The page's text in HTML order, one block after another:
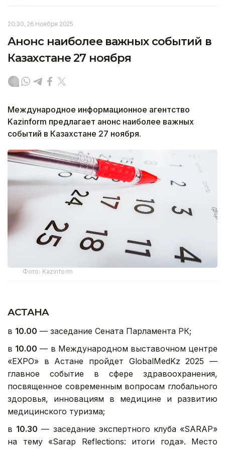
20:30, 26 Ноября 2025
Анонс наиболее важных событий в
Казахстане 27 ноября
Международное информационное агентство
Kazinform предлагает анонс наиболее важных
событий в Казахстане 27 ноября.
Фото: Kazinform
АСТАНА
в 10.00 — заседание Сената Парламента РК;
в 10.00 — в Международном выставочном центре
«EXPO» в Астане пройдет GlobalMedKz 2025 —
главное событие в сфере здравоохранения,
посвященное современным вопросам глобального
здоровья, инновациям в медицине и развитию
медицинского туризма;
в 10.30 — заседание экспертного клуба «SARAP»
на тему «Sarap Reflections: итоги года». Место